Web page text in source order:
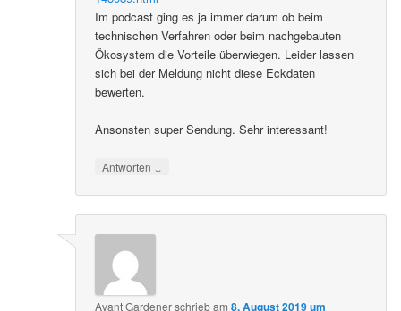
Im podcast ging es ja immer darum ob beim
technischen Verfahren oder beim nachgebauten
Ökosystem die Vorteile überwiegen. Leider lassen
sich bei der Meldung nicht diese Eckdaten
bewerten.
Ansonsten super Sendung. Sehr interessant!
Antworten ↓
Avant Gardenerschriebam8. August 2019 um